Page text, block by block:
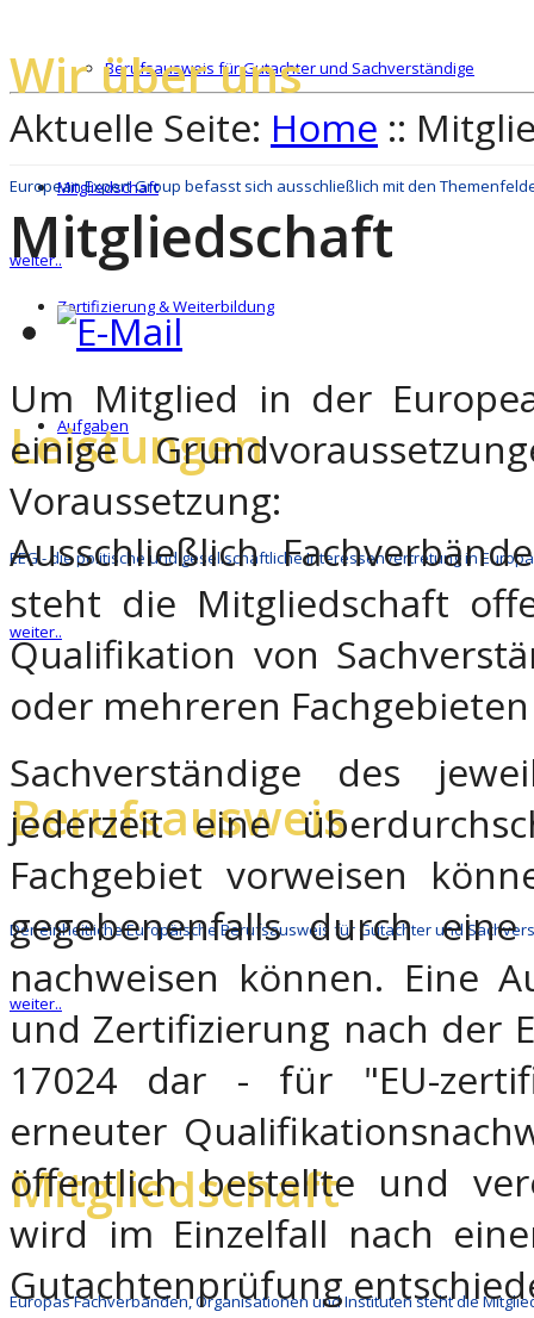
Berufsausweis für Gutachter und Sachverständige
Mitgliedschaft
Zertifizierung & Weiterbildung
Aufgaben
Wir über uns
European Expert Group befasst sich ausschließlich mit den
weiter..
Leistungen
EEG - die politische und gesellschaftliche Interessenvertretung in Europa
weiter..
Berufsausweis
Der einheitliche Europäische Berufsausweis für Gutachter und
weiter..
Mitgliedschaft
Europas Fachverbänden, Organisationen und Instituten steht die
Aktuelle Seite: Home ::
Mitgliedschaft
Um Mitglied in der
einige
Voraussetzung:
Ausschließlich
steht die Mitgliedschaft
Qualifikation von
oder mehreren
Sachverständige des
jederzeit eine
Fachgebiet vorweisen
gegebenenfalls durch
nachweisen können. Eine
und Zertifizierung nach der
17024 dar - für "EU-
erneuter
öffentlich bestellte und
wird im Einzelfall nach
Gutachtenprüfung